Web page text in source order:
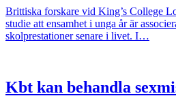
Brittiska forskare vid King’s College
studie att ensamhet i unga år är
skolprestationer senare i livet. I…
Kbt kan behandla